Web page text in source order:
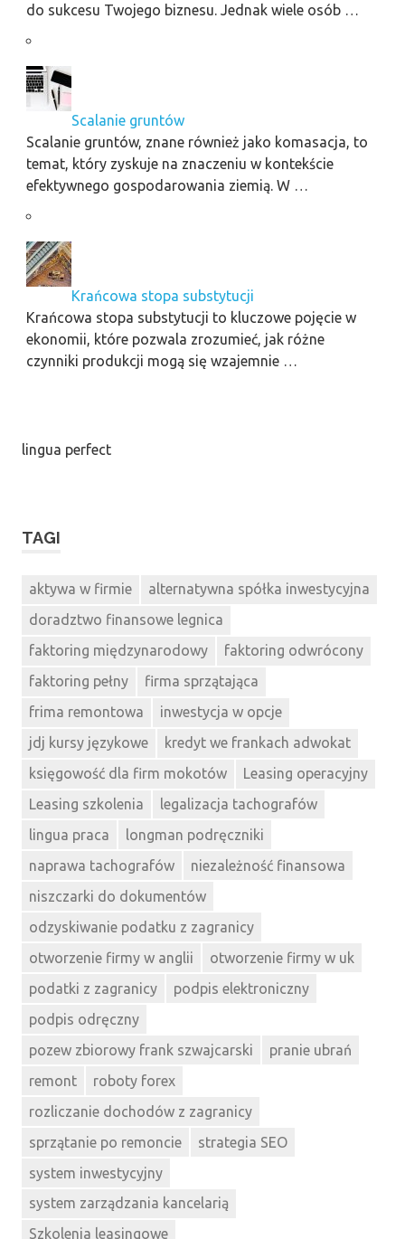
do sukcesu Twojego biznesu. Jednak wiele osób …
Scalanie gruntów
Scalanie gruntów, znane również jako komasacja, to
temat, który zyskuje na znaczeniu w kontekście
efektywnego gospodarowania ziemią. W …
Krańcowa stopa substytucji
Krańcowa stopa substytucji to kluczowe pojęcie w
ekonomii, które pozwala zrozumieć, jak różne
czynniki produkcji mogą się wzajemnie …
lingua perfect
TAGI
aktywa w firmie
alternatywna spółka inwestycyjna
doradztwo finansowe legnica
faktoring międzynarodowy
faktoring odwrócony
faktoring pełny
firma sprzątająca
frima remontowa
inwestycja w opcje
jdj kursy językowe
kredyt we frankach adwokat
księgowość dla firm mokotów
Leasing operacyjny
Leasing szkolenia
legalizacja tachografów
lingua praca
longman podręczniki
naprawa tachografów
niezależność finansowa
niszczarki do dokumentów
odzyskiwanie podatku z zagranicy
otworzenie firmy w anglii
otworzenie firmy w uk
podatki z zagranicy
podpis elektroniczny
podpis odręczny
pozew zbiorowy frank szwajcarski
pranie ubrań
remont
roboty forex
rozliczanie dochodów z zagranicy
sprzątanie po remoncie
strategia SEO
system inwestycyjny
system zarządzania kancelarią
Szkolenia leasingowe